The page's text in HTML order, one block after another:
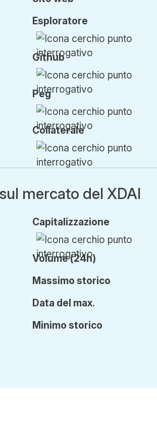
Esploratore
Github
Peg
Collaterale
mercato del XDAI
Capitalizzazione
Volume (24h)
Massimo storico
Data del max.
Minimo storico